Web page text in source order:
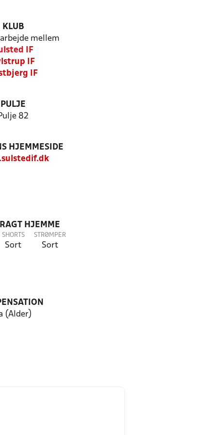
KLUB
mellem
IF
IF
IF
PULJE
82
HJEMMESIDE
HJEMME
SHORTS
Sort
STRØMPER
Sort
(Alder)